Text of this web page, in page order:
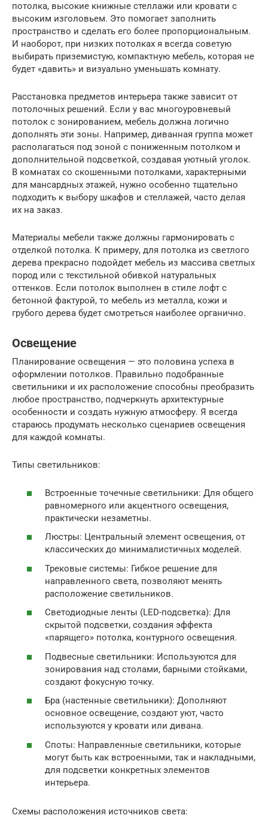
потолка, высокие книжные стеллажи или кровати с
высоким изголовьем. Это помогает заполнить
пространство и сделать его более пропорциональным.
И наоборот, при низких потолках я всегда советую
выбирать приземистую, компактную мебель, которая не
будет «давить» и визуально уменьшать комнату.
Расстановка предметов интерьера также зависит от
потолочных решений. Если у вас многоуровневый
потолок с зонированием, мебель должна логично
дополнять эти зоны. Например, диванная группа может
располагаться под зоной с пониженным потолком и
дополнительной подсветкой, создавая уютный уголок.
В комнатах со скошенными потолками, характерными
для мансардных этажей, нужно особенно тщательно
подходить к выбору шкафов и стеллажей, часто делая
их на заказ.
Материалы мебели также должны гармонировать с
отделкой потолка. К примеру, для потолка из светлого
дерева прекрасно подойдет мебель из массива светлых
пород или с текстильной обивкой натуральных
оттенков. Если потолок выполнен в стиле лофт с
бетонной фактурой, то мебель из металла, кожи и
грубого дерева будет смотреться наиболее органично.
Освещение
Планирование освещения — это половина успеха в
оформлении потолков. Правильно подобранные
светильники и их расположение способны преобразить
любое пространство, подчеркнуть архитектурные
особенности и создать нужную атмосферу. Я всегда
стараюсь продумать несколько сценариев освещения
для каждой комнаты.
Типы светильников:
Встроенные точечные светильники: Для общего
равномерного или акцентного освещения,
практически незаметны.
Люстры: Центральный элемент освещения, от
классических до минималистичных моделей.
Трековые системы: Гибкое решение для
направленного света, позволяют менять
расположение светильников.
Светодиодные ленты (LED-подсветка): Для
скрытой подсветки, создания эффекта
«парящего» потолка, контурного освещения.
Подвесные светильники: Используются для
зонирования над столами, барными стойками,
создают фокусную точку.
Бра (настенные светильники): Дополняют
основное освещение, создают уют, часто
используются у кровати или дивана.
Споты: Направленные светильники, которые
могут быть как встроенными, так и накладными,
для подсветки конкретных элементов
интерьера.
Схемы расположения источников света: